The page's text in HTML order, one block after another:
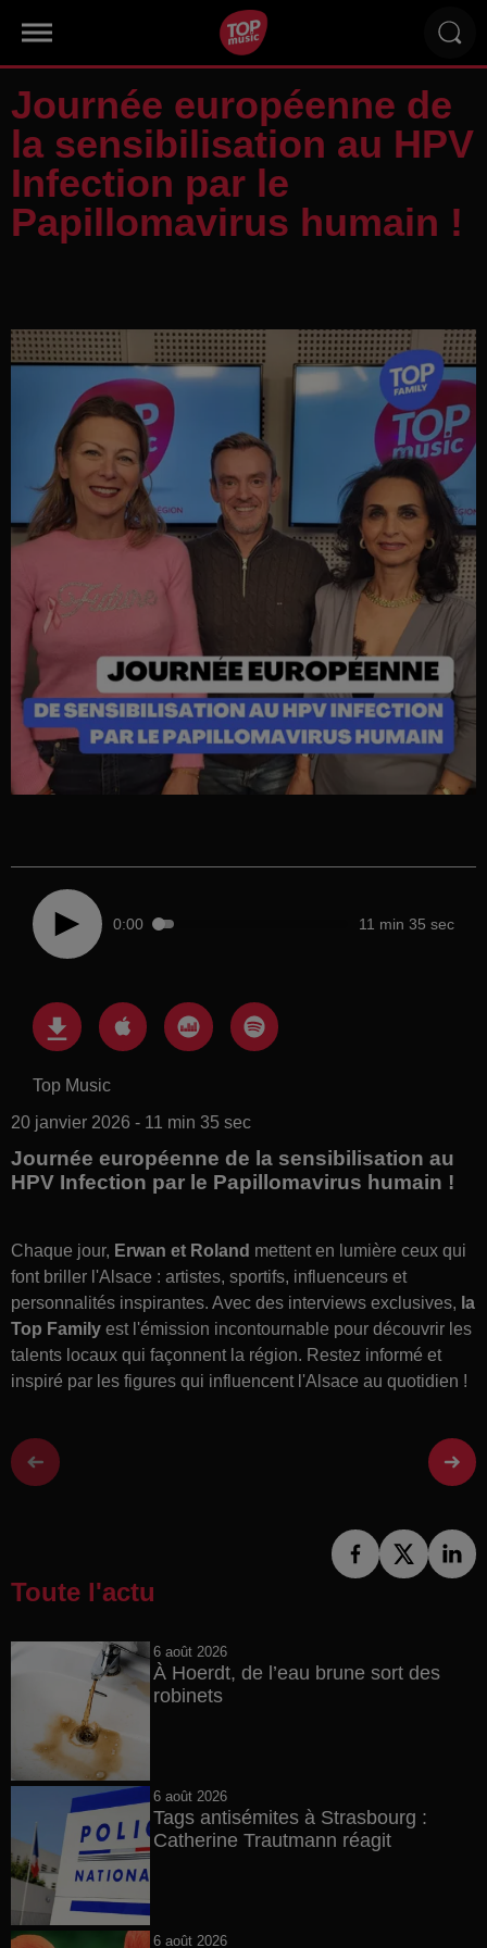
Journée européenne de
la sensibilisation au HPV
Infection par le
Papillomavirus humain !
0:00 11 min 35 sec
Top Music
20 janvier 2026 - 11 min 35 sec
Journée européenne de la sensibilisation au
HPV Infection par le Papillomavirus humain !
Chaque jour, Erwan et Roland mettent en lumière ceux qui
font briller l'Alsace : artistes, sportifs, influenceurs et
personnalités inspirantes. Avec des interviews exclusives, la
Top Family est l'émission incontournable pour découvrir les
talents locaux qui façonnent la région. Restez informé et
inspiré par les figures qui influencent l'Alsace au quotidien !
Toute l'actu
6 août 2026
À Hoerdt, de l’eau brune sort des
robinets
6 août 2026
Tags antisémites à Strasbourg :
Catherine Trautmann réagit
6 août 2026